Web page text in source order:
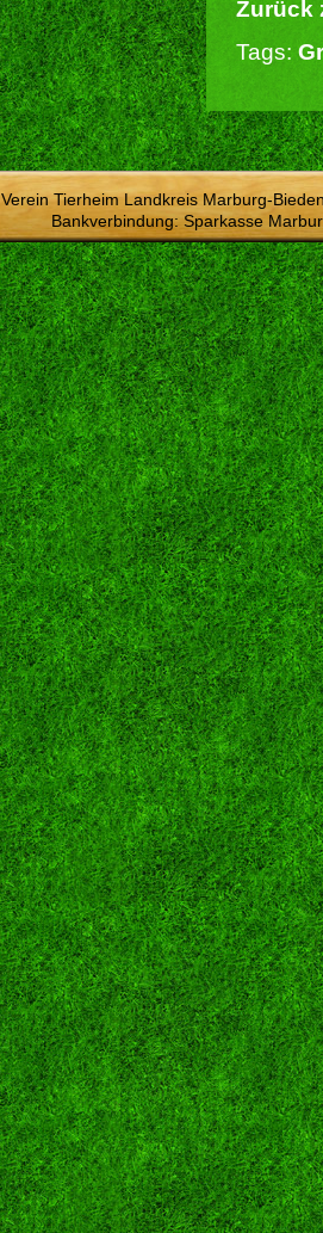
Zurück
Tags:
Verein Tierheim Landkreis Marburg-
Bankverbindung: Sparkasse